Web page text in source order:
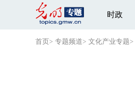
时政
首页 > 专题频道> 文化产业专题>